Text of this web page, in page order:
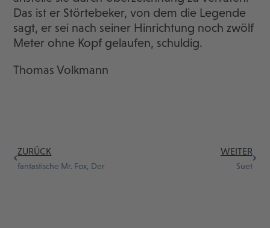
Das ist er Störtebeker, von dem die Legende
sagt, er sei nach seiner Hinrichtung noch zwölf
Meter ohne Kopf gelaufen, schuldig.
Thomas Volkmann
ZURÜCK
fantastische Mr. Fox, Der
WEITER
Suet